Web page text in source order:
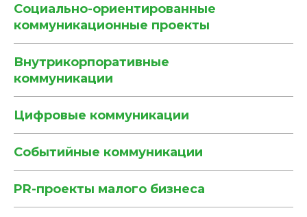
Социально-ориентированные
коммуникационные проекты
Внутрикорпоративные
коммуникации
Цифровые коммуникации
Событийные коммуникации
PR-проекты малого бизнеса